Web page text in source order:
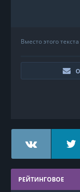
Вместо этого
РЕЙТИНГОВОЕ